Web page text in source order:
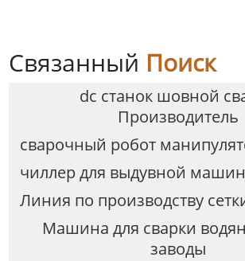
Связанный Поиск
dc станок шовной
Производитель
сварочный робот
чиллер для выдувной
Линия по производству
Машина для сварки
заводы